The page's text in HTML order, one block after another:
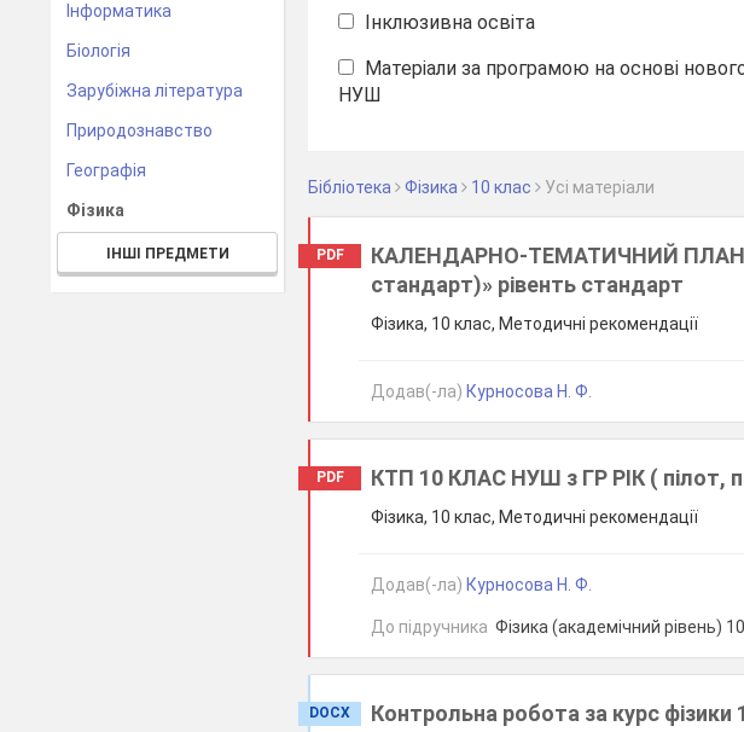
Інформатика
Біологія
Зарубіжна література
Природознавство
Географія
Фізика
ІНШІ ПРЕДМЕТИ
Інклюзивна освіта
Матеріали за програмою на основі
НУШ
Бібліотека Фізика 10 клас Уcі матеріали
PDF
КАЛЕНДАРНО-ТЕМАТИЧНИЙ ПЛАН
стандарт)» рівенть стандарт
Фізика, 10 клас, Методичні рекомендації
Додав(-ла) Курносова Н. Ф.
PDF КТП 10 КЛАС НУШ з ГР РІК ( пілот,
Фізика, 10 клас, Методичні рекомендації
Додав(-ла) Курносова Н. Ф.
До підручника Фізика (академічний рівень)
DOCX Контрольна робота за курс